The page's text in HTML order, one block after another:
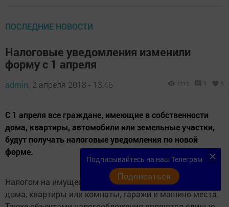
ПОСЛЕДНИЕ НОВОСТИ
Налоговые уведомления изменили
форму с 1 апреля
admin, 2 апреля 2018 - 13:46 1212 0 0
С 1 апреля все граждане, имеющие в собственности
дома, квартиры, автомобили или земельные участки,
будут получать налоговые уведомления по новой
форме.
Налогом на имущество физлиц облагаются жилые
дома, квартиры или комнаты, гаражи и машино-места.
Подписывайтесь на наш Телеграм
Подписаться